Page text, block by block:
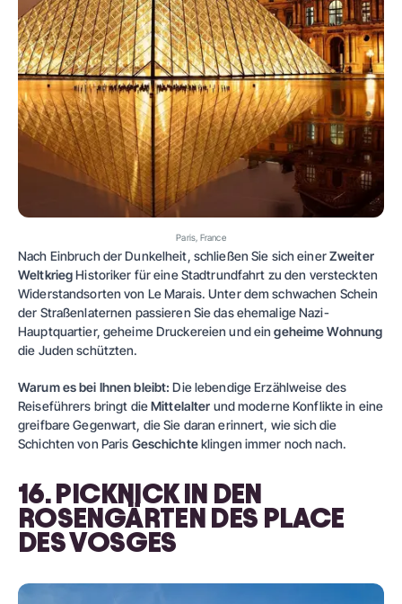
Paris, France
Nach Einbruch der Dunkelheit, schließen Sie sich einerZweiter
WeltkriegHistoriker für eine Stadtrundfahrt zu den versteckten
Widerstandsorten von Le Marais. Unter dem schwachen Schein
der Straßenlaternen passieren Sie das ehemalige Nazi-
Hauptquartier, geheime Druckereien und eingeheime Wohnung
die Juden schützten.
Warum es bei Ihnen bleibt: Die lebendige Erzählweise des
Reiseführers bringt dieMittelalter und moderne Konflikte in eine
greifbare Gegenwart, die Sie daran erinnert, wie sich die
Schichten von Paris Geschichteklingen immer noch nach.
16. PICKNICK IN DEN
ROSENGÄRTEN DES PLACE
DES VOSGES